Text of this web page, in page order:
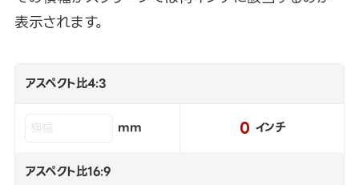
表示されます。
アスペクト比4:3
mm 0 インチ
アスペクト比16:9